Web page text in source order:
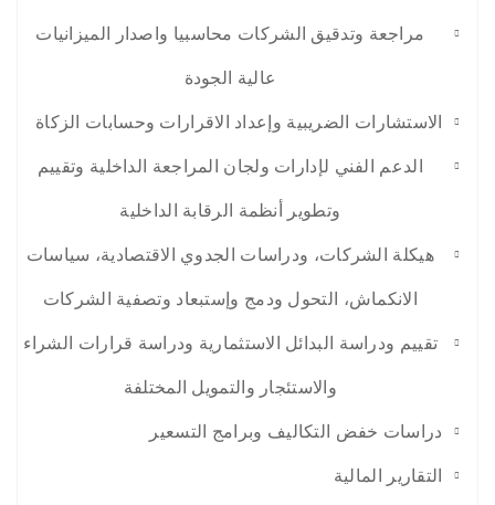
مراجعة وتدقيق الشركات محاسبيا واصدار الميزانيات
عالية الجودة
الاستشارات الضريبية وإعداد الاقرارات وحسابات الزكاة
الدعم الفني لإدارات ولجان المراجعة الداخلية وتقييم
وتطوير أنظمة الرقابة الداخلية
هيكلة الشركات، ودراسات الجدوي الاقتصادية، سياسات
الانكماش، التحول ودمج وإستبعاد وتصفية الشركات
تقييم ودراسة البدائل الاستثمارية ودراسة قرارات الشراء
والاستئجار والتمويل المختلفة
دراسات خفض التكاليف وبرامج التسعير
التقارير المالية